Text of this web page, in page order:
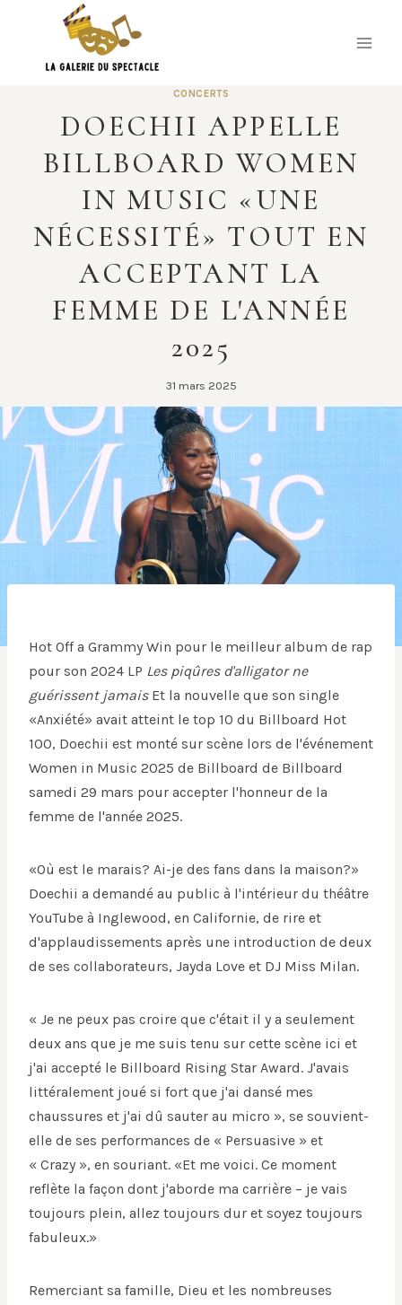
content
CONCERTS
DOECHII APPELLE
BILLBOARD WOMEN
IN MUSIC «UNE
NÉCESSITÉ» TOUT EN
ACCEPTANT LA
FEMME DE L'ANNÉE
2025
31 mars 2025
Hot Off a Grammy Win pour le meilleur album de rap
pour son 2024 LP Les piqûres d'alligator ne
guérissent jamaisEt la nouvelle que son single
«Anxiété» avait atteint le top 10 du Billboard Hot
100, Doechii est monté sur scène lors de l'événement
Women in Music 2025 de Billboard de Billboard
samedi 29 mars pour accepter l'honneur de la
femme de l'année 2025.
«Où est le marais? Ai-je des fans dans la maison?»
Doechii a demandé au public à l'intérieur du théâtre
YouTube à Inglewood, en Californie, de rire et
d'applaudissements après une introduction de deux
de ses collaborateurs, Jayda Love et DJ Miss Milan.
« Je ne peux pas croire que c'était il y a seulement
deux ans que je me suis tenu sur cette scène ici et
j'ai accepté le Billboard Rising Star Award. J'avais
littéralement joué si fort que j'ai dansé mes
chaussures et j'ai dû sauter au micro », se souvient-
elle de ses performances de « Persuasive » et
« Crazy », en souriant. «Et me voici. Ce moment
reflète la façon dont j'aborde ma carrière – je vais
toujours plein, allez toujours dur et soyez toujours
fabuleux.»
Remerciant sa famille, Dieu et les nombreuses